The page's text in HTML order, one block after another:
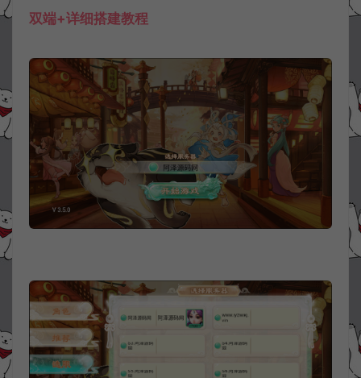
双端+详细搭建教程